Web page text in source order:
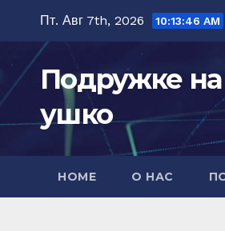
содержимому
Пт. Авг 7th, 2026 10:13:48 AM
Подружке на
ушко
HOME О НАС